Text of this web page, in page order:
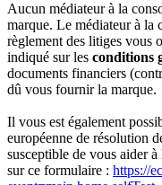
Aucun médiateur à la
marque. Le médiateur à la
règlement des litiges vous
indiqué sur les conditions
documents financiers
dû vous fournir la marque.
Il vous est également
européenne de résolution
susceptible de vous aider
sur ce formulaire : https://